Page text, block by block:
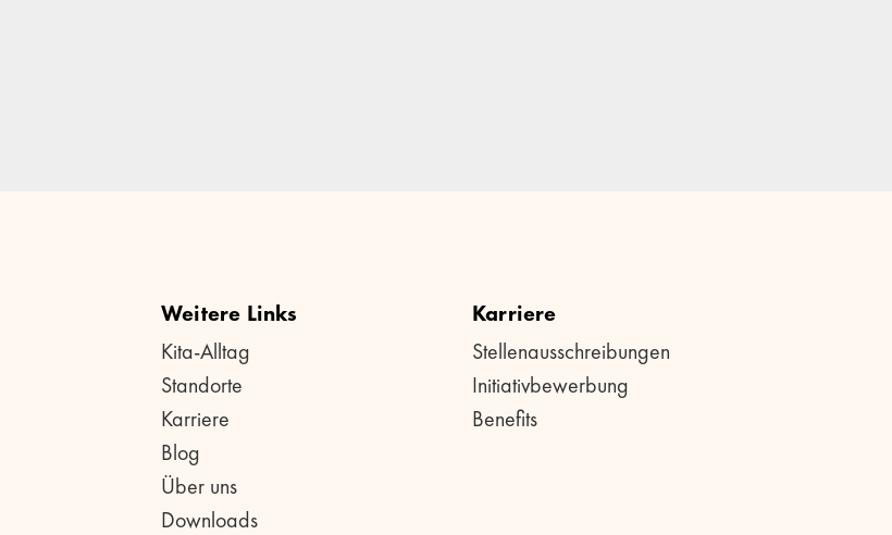
Weitere Links
Kita-Alltag
Standorte
Karriere
Blog
Über uns
Downloads
Karriere
Stellenausschreibungen
Initiativbewerbung
Benefits